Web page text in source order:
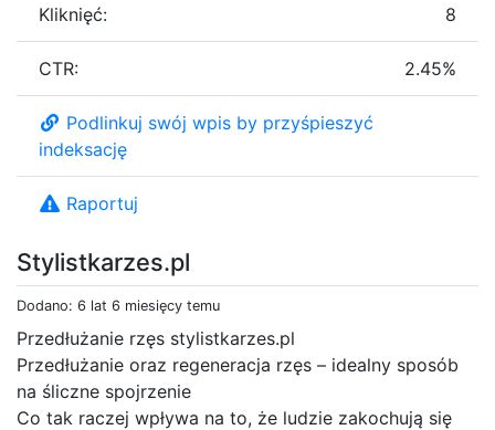
Stylistkarzes.pl
Dodano: 6 lat 6 miesięcy temu
Przedłużanie rzęs stylistkarzes.pl
Przedłużanie oraz regeneracja rzęs – idealny sposób
na śliczne spojrzenie
Co tak raczej wpływa na to, że ludzie zakochują się
Kliknięć: 8
CTR: 2.45%
Podlinkuj swój wpis by przyśpieszyć
indeksację
Raportuj